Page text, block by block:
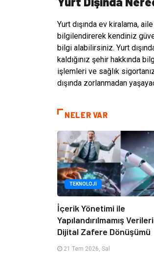
Yurt dışında ev kiralama,
bilgilendirerek kendiniz
bilgi alabilirsiniz. Yurt
kaldığınız şehir hakkında
işlemleri ve sağlık
dışında zorlanmadan
NELER VAR
TEKNOLOJI
İçerik Yönetimi ile
Yapılandırılmamış
Dijital Zafere Dönüşümü
21 Tem 2026, Sal